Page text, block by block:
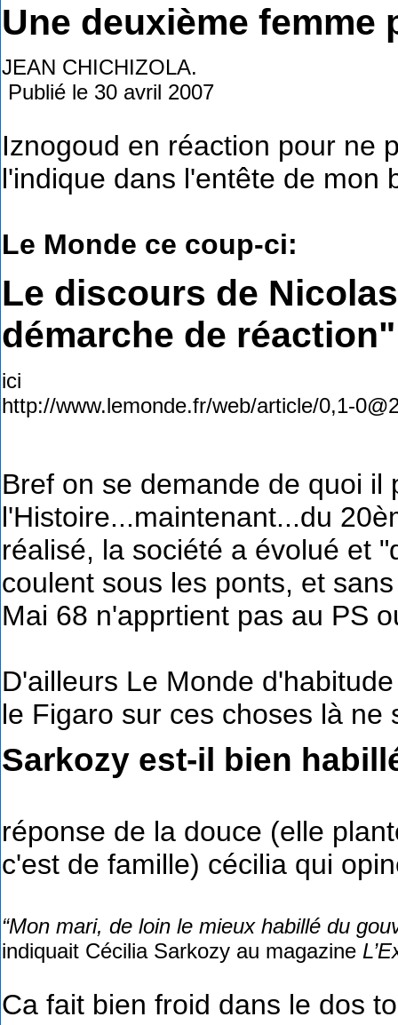
Une deuxième
JEAN CHICHIZOLA.
Publié le 30 avril 2007
Iznogoud en réaction pour ne
l'indique dans l'entête de mon
Le Monde ce coup-ci:
Le discours de
démarche de réaction"
ici
http://www.lemonde.fr/web/article/0,1-
Bref on se demande de quoi
l'Histoire...maintenant...du
réalisé, la société a évolué et
coulent sous les ponts, et
Mai 68 n'apprtient pas au PS
D'ailleurs Le Monde
le Figaro sur ces choses là ne
Sarkozy est-il bien
réponse de la douce (elle
c'est de famille) cécilia qui
“Mon mari, de loin le mieux habillé du
indiquait Cécilia Sarkozy au magazine
Ca fait bien froid dans le dos